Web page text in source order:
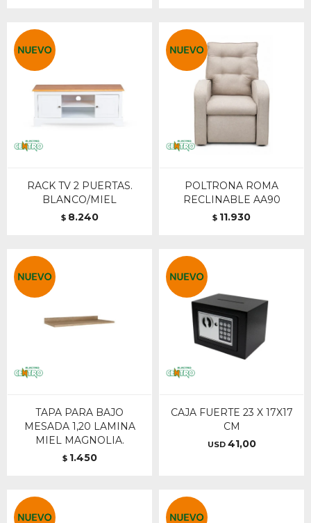
RACK TV 2 PUERTAS.
BLANCO/MIEL
$ 8.240
POLTRONA ROMA
RECLINABLE AA90
$ 11.930
TAPA PARA BAJO
MESADA 1,20 LAMINA
MIEL MAGNOLIA.
$ 1.450
CAJA FUERTE 23 X 17X17
CM
USD 41,00